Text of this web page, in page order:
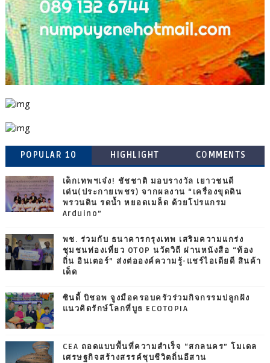
POPULAR 10 HIGHLIGHT COMMENTS
เด็กเทพฯเจ๋ง! ชัชชาติ มอบรางวัล เยาวชนดี
เด่น(ประกายเพชร) จากผลงาน “เครื่องขุดดิน
พรวนดิน รดน้ำ หยอดเมล็ด ด้วยโปรแกรม
Arduino”
พช. ร่วมกับ ธนาคารกรุงเทพ เสริมความแกร่ง
ชุมชนท่องเที่ยว OTOP นวัตวิถี ผ่านหนังสือ “ท้อง
ถิ่น อินเตอร์” ส่งต่อองค์ความรู้-แชร์ไอเดียดี สินค้า
เด็ด
ซินดี้ บิชอพ จูงมือครอบครัวร่วมกิจกรรมปลูกฝัง
แนวคิดรักษ์โลกที่บูธ ECOTOPIA
CEA ถอดแบบพื้นที่ความสำเร็จ “สกลนคร” โมเดล
เศรษฐกิจสร้างสรรค์ชุบชีวิตถิ่นอีสาน